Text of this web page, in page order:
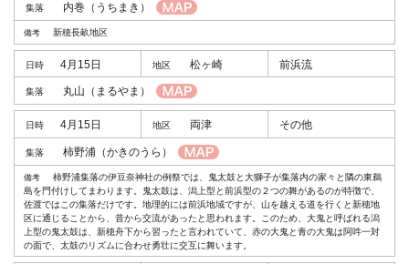
内巻 （うちまき）
新穂長畝地区
前浜流
4月15日 松ヶ崎
丸山 （まるやま）
その他
4月15日 両津
柿野浦（かきのうら）
柿野浦集落の伊豆奈神社の例祭では、鬼太鼓と大獅子が集落内の家々と隣の東鵜
島を門付けしてまわります。鬼太鼓は、潟上型と前浜型の２つの舞があるのが特徴で、
佐渡ではこの集落だけです。地理的には前浜地域ですが、山を越える道を行くと新穂地
区に通じることから、昔から交流があったと思われます。このため、大鬼と呼ばれる潟
上型の鬼太鼓は、新穂舟下から習ったと言われていて、赤の大鬼と青の大鬼は阿吽一対
の面で、太鼓のリズムに合わせ勇壮に交互に舞います。